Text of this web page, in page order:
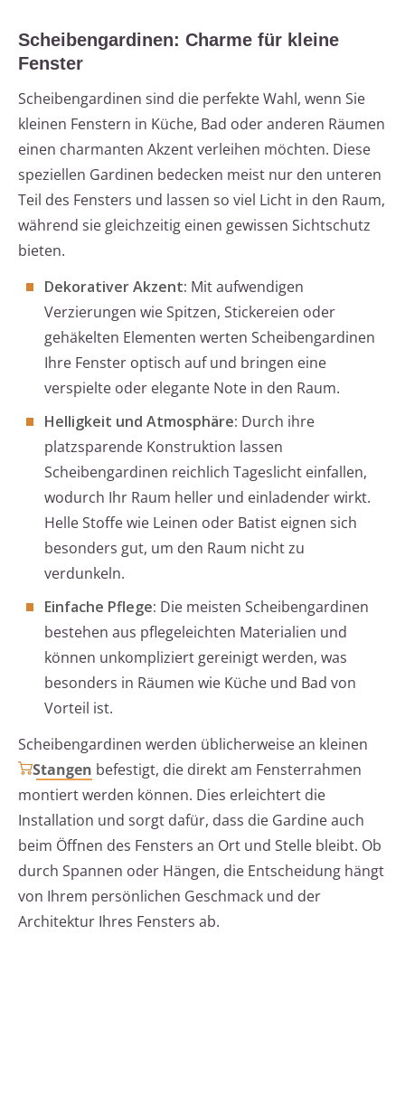
Scheibengardinen: Charme für kleine
Fenster
Scheibengardinen sind die perfekte Wahl, wenn Sie
kleinen Fenstern in Küche, Bad oder anderen Räumen
einen charmanten Akzent verleihen möchten. Diese
speziellen Gardinen bedecken meist nur den unteren
Teil des Fensters und lassen so viel Licht in den Raum,
während sie gleichzeitig einen gewissen Sichtschutz
bieten.
Dekorativer Akzent: Mit aufwendigen
Verzierungen wie Spitzen, Stickereien oder
gehäkelten Elementen werten Scheibengardinen
Ihre Fenster optisch auf und bringen eine
verspielte oder elegante Note in den Raum.
Helligkeit und Atmosphäre: Durch ihre
platzsparende Konstruktion lassen
Scheibengardinen reichlich Tageslicht einfallen,
wodurch Ihr Raum heller und einladender wirkt.
Helle Stoffe wie Leinen oder Batist eignen sich
besonders gut, um den Raum nicht zu
verdunkeln.
Einfache Pflege: Die meisten Scheibengardinen
bestehen aus pflegeleichten Materialien und
können unkompliziert gereinigt werden, was
besonders in Räumen wie Küche und Bad von
Vorteil ist.
Scheibengardinen werden üblicherweise an kleinen
Stangen befestigt, die direkt am Fensterrahmen
montiert werden können. Dies erleichtert die
Installation und sorgt dafür, dass die Gardine auch
beim Öffnen des Fensters an Ort und Stelle bleibt. Ob
durch Spannen oder Hängen, die Entscheidung hängt
von Ihrem persönlichen Geschmack und der
Architektur Ihres Fensters ab.